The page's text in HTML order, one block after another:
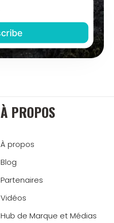
À PROPOS
À propos
Blog
Partenaires
Vidéos
Hub de Marque et Médias